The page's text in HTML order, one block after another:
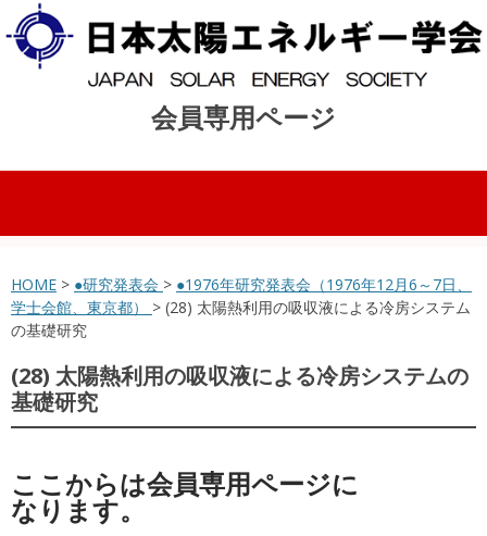
会員専用ページ
コンテンツへスキップ
HOME > ●研究発表会 > ●1976年研究発表会（1976年12月6～7日、
学士会館、東京都） > (28) 太陽熱利用の吸収液による冷房システム
の基礎研究
(28) 太陽熱利用の吸収液による冷房システムの
基礎研究
ここからは会員専用ページに
なります。